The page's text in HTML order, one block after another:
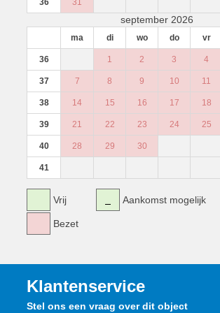
september 2026
ma di wo do vr
36 1 2 3 4
37 7 8 9 10 11
38 14 15 16 17 18
39 21 22 23 24 25
40 28 29 30
41
Vrij
Bezet
Aankomst mogelijk
Klantenservice
Stel ons een vraag over dit object